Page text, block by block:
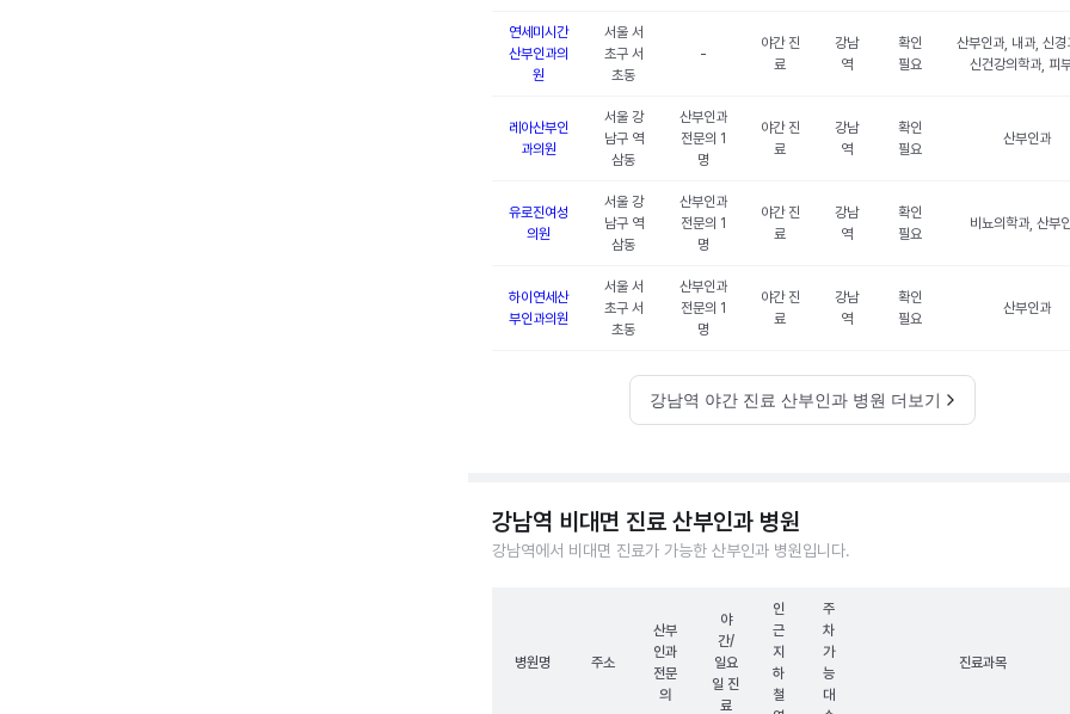
연세미시간
산부인과의
원
서울 서
초구 서
초동
-
야간 진
료
강남
역
확인
필요
산부인과, 내과, 신경
신건강의학과, 피
레아산부인
과의원
서울 강
남구 역
삼동
산부인과
전문의 1
명
야간 진
료
강남
역
확인
필요
산부인과
유로진여성
의원
서울 강
남구 역
삼동
산부인과
전문의 1
명
야간 진
료
강남
역
확인
필요
비뇨의학과, 산부
하이연세산
부인과의원
서울 서
초구 서
초동
산부인과
전문의 1
명
야간 진
료
강남
역
확인
필요
산부인과
강남역 야간 진료 산부인과 병원 더보기
강남역 비대면 진료 산부인과 병원
강남역에서 비대면 진료가 가능한 산부인과 병원입니다.
병원명 주소
산부
인과
전문
의
야
간/
일요
일 진
료
인
근
지
하
철
주
차
가
능
대
진료과목